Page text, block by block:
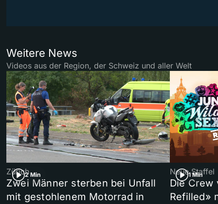
Weitere News
Videos aus der Region, der Schweiz und aller Welt
2 Min
Zürich
Zwei Männer sterben bei Unfall
mit gestohlenem Motorrad in
1 Min
Neue Staffel
Die Crew
Refilled»